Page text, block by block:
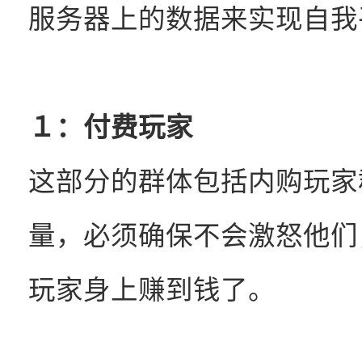
服务器上的数据来实现自
１：付费玩家
这部分的群体包括内购玩
量，必须确保不会激怒他
玩家身上赚到钱了。